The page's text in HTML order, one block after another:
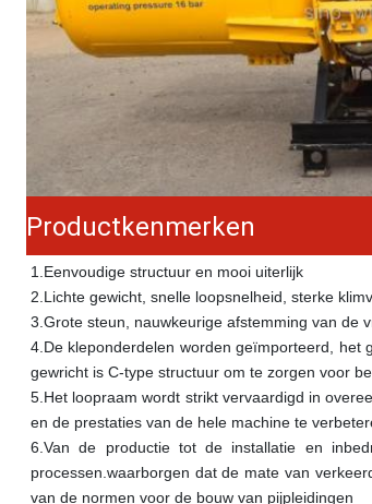
Productkenmerken
1. Eenvoudige structuur en mooi uiterlijk
2. Lichte gewicht, snelle loopsnelheid, sterke
3. Grote steun, nauwkeurige afstemming van de
4. De kleponderdelen worden geïmporteerd,
gewricht is C-type structuur om te zorgen voor
5. Het loopraam wordt strikt vervaardigd in
en de prestaties van de hele machine te
6. Van de productie tot de installatie en
processen.waarborgen dat de mate van
van de normen voor de bouw van pijpleidingen